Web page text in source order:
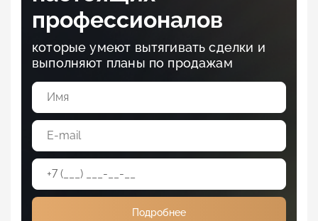
профессионалов
которые умеют вытягивать сделки и
выполняют планы по продажам
Подробнее